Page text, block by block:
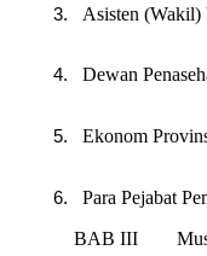
Asisten
Dewan
Ekonom
Para Pejabat
BAB III